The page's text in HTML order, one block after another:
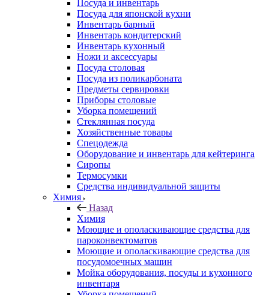
Посуда и инвентарь
Посуда для японской кухни
Инвентарь барный
Инвентарь кондитерский
Инвентарь кухонный
Ножи и аксессуары
Посуда столовая
Посуда из поликарбоната
Предметы сервировки
Приборы столовые
Уборка помещений
Стеклянная посуда
Хозяйственные товары
Спецодежда
Оборудование и инвентарь для кейтеринга
Сиропы
Термосумки
Средства индивидуальной защиты
Химия
Назад
Химия
Моющие и ополаскивающие средства для
пароконвектоматов
Моющие и ополаскивающие средства для
посудомоечных машин
Мойка оборудования, посуды и кухонного
инвентаря